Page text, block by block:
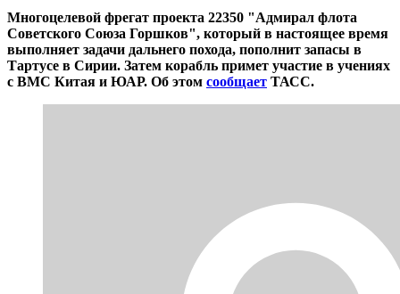
Многоцелевой фрегат проекта 22350 "Адмирал флота
Советского Союза Горшков", который в настоящее время
выполняет задачи дальнего похода, пополнит запасы в
Тартусе в Сирии. Затем корабль примет участие в учениях
с ВМС Китая и ЮАР. Об этом сообщает ТАСС.